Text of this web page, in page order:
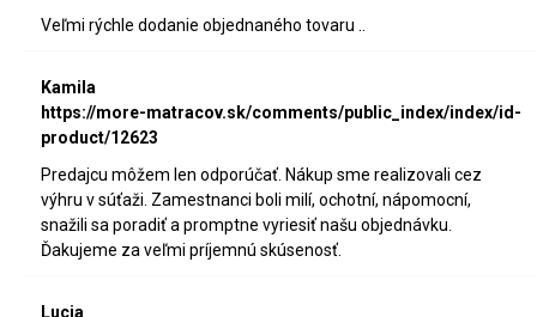
Veľmi rýchle dodanie objednaného tovaru ..
Kamila
https://more-matracov.sk/comments/public_index/index/id-
product/12623
Predajcu môžem len odporúčať. Nákup sme realizovali cez
výhru v súťaži. Zamestnanci boli milí, ochotní, nápomocní,
snažili sa poradiť a promptne vyriesiť našu objednávku.
Ďakujeme za veľmi príjemnú skúsenosť.
Lucia